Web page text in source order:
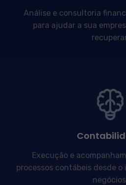
Análise e consultoria
para ajudar a sua
Execução e
processos contábeis desde